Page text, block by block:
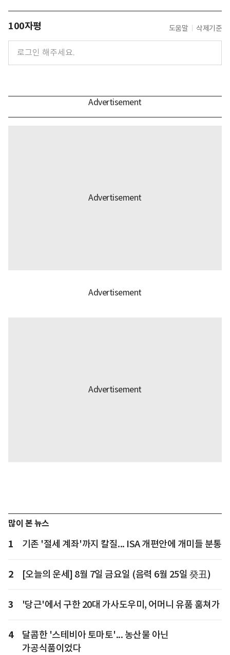
100자평 도움말 삭제기준
많이 본 뉴스
1 기존 '절세 계좌'까지 칼질... ISA 개편안에 개미들 분통
2 [오늘의 운세] 8월 7일 금요일 (음력 6월 25일 癸丑)
3 '당근'에서 구한 20대 가사도우미, 어머니 유품 훔쳐가
4
달콤한 '스테비아 토마토'... 농산물 아닌
가공식품이었다